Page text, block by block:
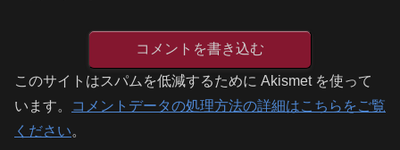
コメントを書き込む
このサイトはスパムを低減するために Akismet を使って
います。
コメントデータの処理方法の詳細はこちらをご覧
ください。